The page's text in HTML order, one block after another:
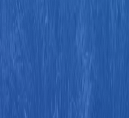
Tipe Koleksi
GMD